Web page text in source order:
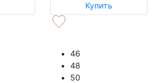
Купить
46
48
50